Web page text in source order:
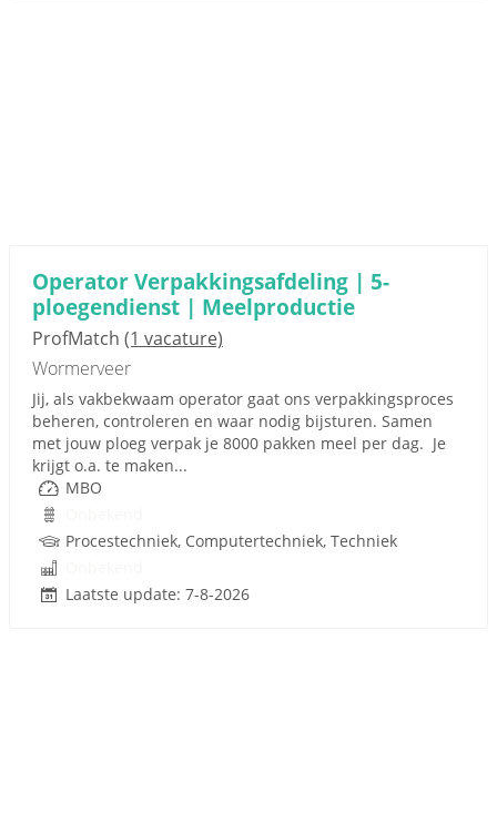
Operator Verpakkingsafdeling | 5-
ploegendienst | Meelproductie
ProfMatch (1 vacature)
Wormerveer
Jij, als vakbekwaam operator gaat ons verpakkingsproces
beheren, controleren en waar nodig bijsturen. Samen
met jouw ploeg verpak je 8000 pakken meel per dag. Je
krijgt o.a. te maken...
MBO
Procestechniek, Computertechniek, Techniek
Laatste update: 7-8-2026